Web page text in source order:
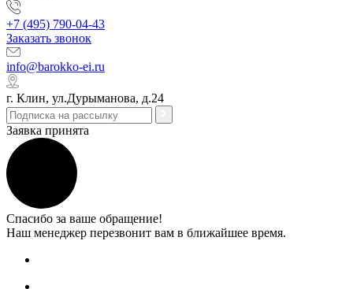
+7 (495) 790-04-43
Заказать звонок
info@barokko-ei.ru
г. Клин, ул.Дурыманова, д.24
Заявка принята
Спасибо за ваше обращение!
Наш менеджер перезвонит вам в ближайшее время.